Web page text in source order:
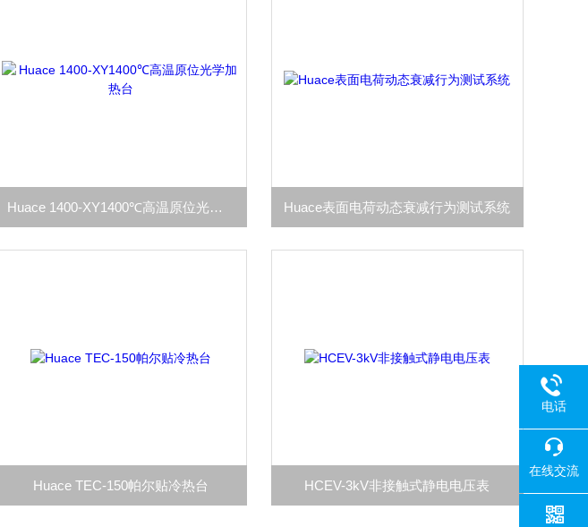
Huace 1400-XY1400℃高温原位光学加热台 Huace表面电荷动态衰减行为测试系统
Huace TEC-150帕尔贴冷热台 HCEV-3kV非接触式静电电压表
电话
在线交流